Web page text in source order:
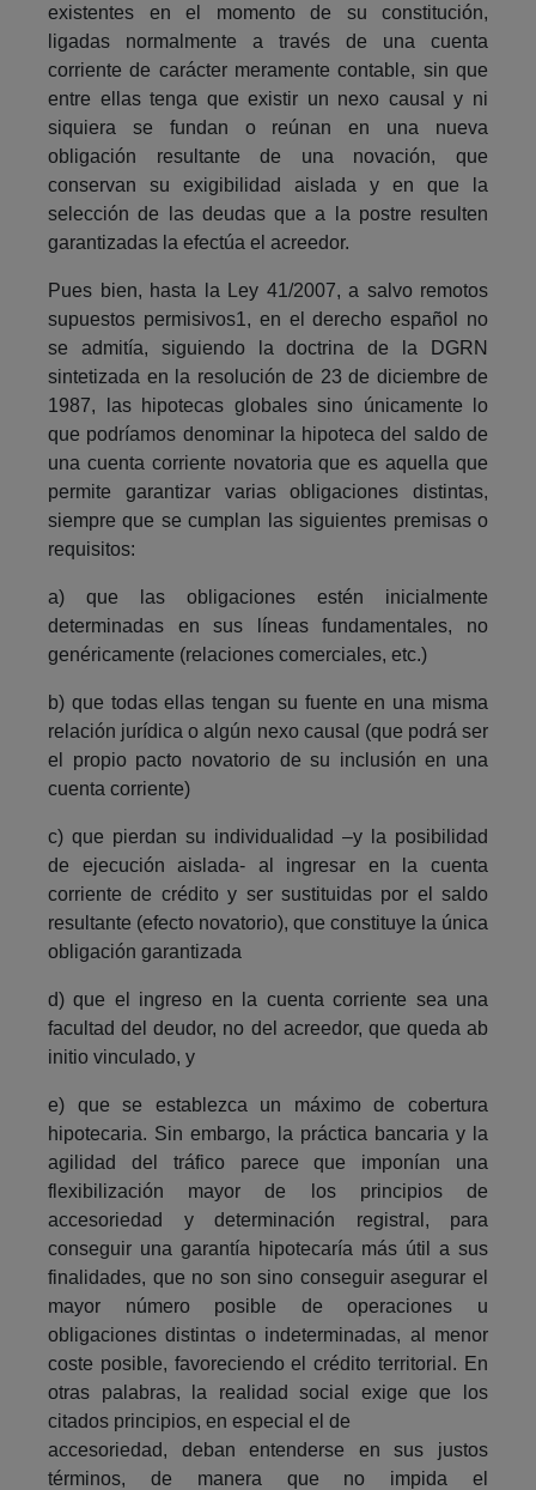
existentes en el momento de su constitución,
ligadas normalmente a través de una cuenta
corriente de carácter meramente contable, sin que
entre ellas tenga que existir un nexo causal y ni
siquiera se fundan o reúnan en una nueva
obligación resultante de una novación, que
conservan su exigibilidad aislada y en que la
selección de las deudas que a la postre resulten
garantizadas la efectúa el acreedor.
Pues bien, hasta la Ley 41/2007, a salvo remotos
supuestos permisivos1, en el derecho español no
se admitía, siguiendo la doctrina de la DGRN
sintetizada en la resolución de 23 de diciembre de
1987, las hipotecas globales sino únicamente lo
que podríamos denominar la hipoteca del saldo de
una cuenta corriente novatoria que es aquella que
permite garantizar varias obligaciones distintas,
siempre que se cumplan las siguientes premisas o
requisitos:
a) que las obligaciones estén inicialmente
determinadas en sus líneas fundamentales, no
genéricamente (relaciones comerciales, etc.)
b) que todas ellas tengan su fuente en una misma
relación jurídica o algún nexo causal (que podrá ser
el propio pacto novatorio de su inclusión en una
cuenta corriente)
c) que pierdan su individualidad –y la posibilidad
de ejecución aislada- al ingresar en la cuenta
corriente de crédito y ser sustituidas por el saldo
resultante (efecto novatorio), que constituye la única
obligación garantizada
d) que el ingreso en la cuenta corriente sea una
facultad del deudor, no del acreedor, que queda ab
initio vinculado, y
e) que se establezca un máximo de cobertura
hipotecaria. Sin embargo, la práctica bancaria y la
agilidad del tráfico parece que imponían una
flexibilización mayor de los principios de
accesoriedad y determinación registral, para
conseguir una garantía hipotecaría más útil a sus
finalidades, que no son sino conseguir asegurar el
mayor número posible de operaciones u
obligaciones distintas o indeterminadas, al menor
coste posible, favoreciendo el crédito territorial. En
otras palabras, la realidad social exige que los
citados principios, en especial el de
accesoriedad, deban entenderse en sus justos
términos, de manera que no impida el